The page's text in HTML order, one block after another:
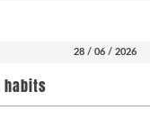
28 / 06 / 2026
habits